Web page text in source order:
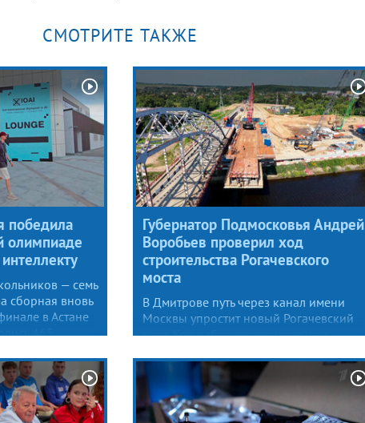
СМОТРИТЕ ТАКЖЕ
победила
олимпиаде
— семь
сборная вновь
в Астане
465
Губернатор Подмосковья Андрей
Воробьев проверил ход
строительства Рогачевского
моста
В Дмитрове путь через канал имени
Москвы упростит новый Рогачевский
мост. Ход работ на строительном
Андрей Воробьев. В Дмитровском
районе он сегодня и в связи
с открытием агропромышленной
выставки.